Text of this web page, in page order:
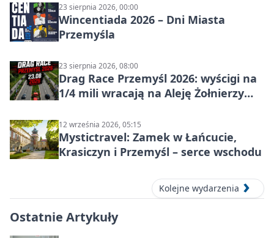
23 sierpnia 2026, 00:00
Wincentiada 2026 – Dni Miasta
Przemyśla
23 sierpnia 2026, 08:00
Drag Race Przemyśl 2026: wyścigi na
1/4 mili wracają na Aleję Żołnierzy
12 września 2026, 05:15
Mystictravel: Zamek w Łańcucie,
Krasiczyn i Przemyśl – serce wschodu
Kolejne wydarzenia
Ostatnie Artykuły